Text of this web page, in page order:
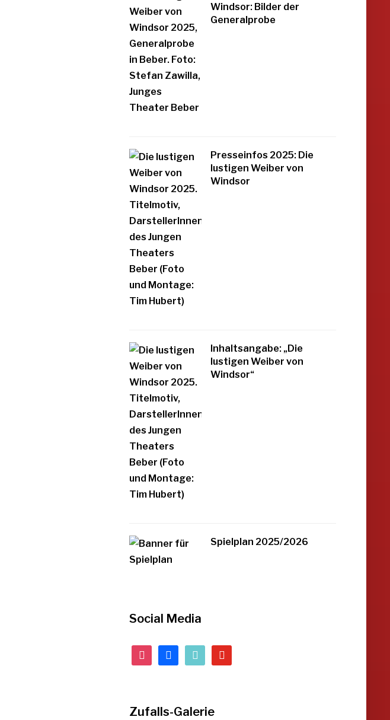
Windsor: Bilder der
Generalprobe
Presseinfos 2025: Die
lustigen Weiber von
Windsor
Inhaltsangabe: „Die
lustigen Weiber von
Windsor“
Spielplan 2025/2026
Social Media
instagramfacebooktiktok youtube
Zufalls-Galerie